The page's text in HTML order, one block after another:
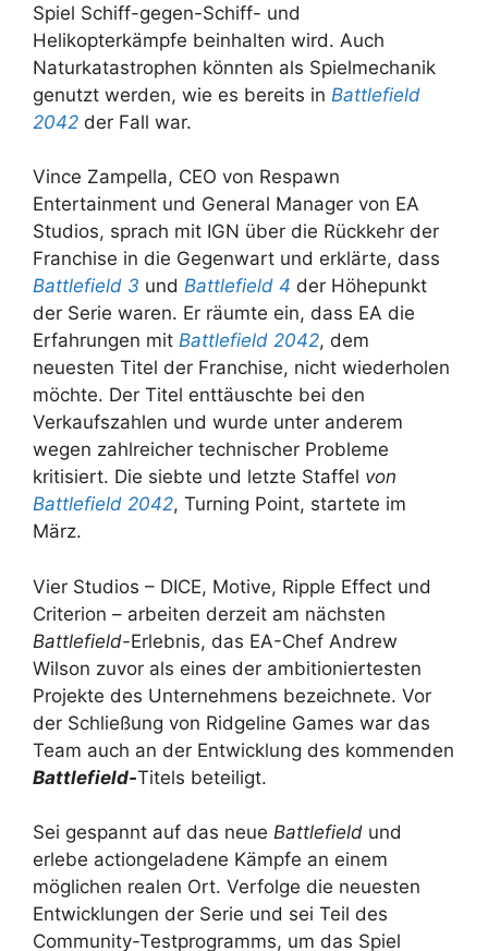
Spiel Schiff-gegen-Schiff- und
Helikopterkämpfe beinhalten wird. Auch
Naturkatastrophen könnten als Spielmechanik
genutzt werden, wie es bereits in Battlefield
2042 der Fall war.
Vince Zampella, CEO von Respawn
Entertainment und General Manager von EA
Studios, sprach mit IGN über die Rückkehr der
Franchise in die Gegenwart und erklärte, dass
Battlefield 3 und Battlefield 4 der Höhepunkt
der Serie waren. Er räumte ein, dass EA die
Erfahrungen mit Battlefield 2042, dem
neuesten Titel der Franchise, nicht wiederholen
möchte. Der Titel enttäuschte bei den
Verkaufszahlen und wurde unter anderem
wegen zahlreicher technischer Probleme
kritisiert. Die siebte und letzte Staffel von
Battlefield 2042, Turning Point, startete im
März.
Vier Studios – DICE, Motive, Ripple Effect und
Criterion – arbeiten derzeit am nächsten
Battlefield-Erlebnis, das EA-Chef Andrew
Wilson zuvor als eines der ambitioniertesten
Projekte des Unternehmens bezeichnete. Vor
der Schließung von Ridgeline Games war das
Team auch an der Entwicklung des kommenden
Battlefield-Titels beteiligt.
Sei gespannt auf das neue Battlefield und
erlebe actiongeladene Kämpfe an einem
möglichen realen Ort. Verfolge die neuesten
Entwicklungen der Serie und sei Teil des
Community-Testprogramms, um das Spiel